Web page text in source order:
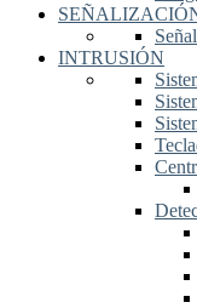
INTRUSIÓN